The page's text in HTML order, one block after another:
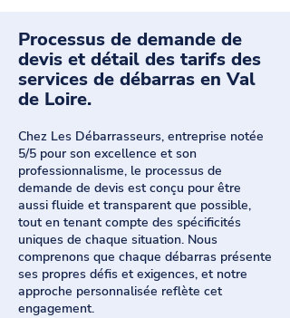
Processus de demande de
devis et détail des tarifs des
services de débarras en Val
de Loire.
Chez Les Débarrasseurs, entreprise notée
5/5 pour son excellence et son
professionnalisme, le processus de
demande de devis est conçu pour être
aussi fluide et transparent que possible,
tout en tenant compte des spécificités
uniques de chaque situation. Nous
comprenons que chaque débarras présente
ses propres défis et exigences, et notre
approche personnalisée reflète cet
engagement.